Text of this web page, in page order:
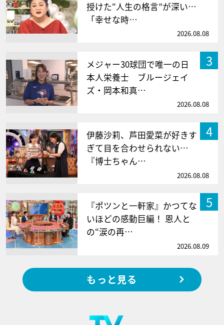
授けた“人生の格言”が深い…
「幸せな時…
2026.08.08
3
メジャー30球団で唯一の日
本人栄養士 ブルージェイ
ズ・岡本和真…
2026.08.08
4
伊藤沙莉、芦田愛菜が好きす
ぎて目を合わせられない…
『博士ちゃん…
2026.08.08
5
『ポツンと一軒家』かつてな
いほどの感動巨編！ 恩人と
の“涙の再…
2026.08.09
もっと見る